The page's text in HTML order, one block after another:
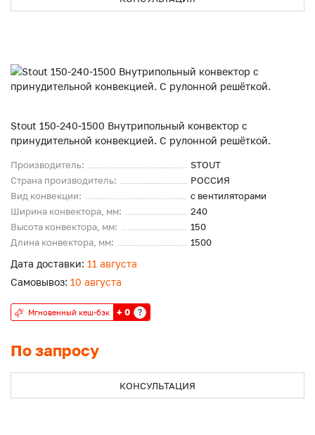
Stout 150-240-1500 Внутрипольный конвектор с
принудительной конвекцией. С рулонной решёткой.
Производитель:
STOUT
Страна производитель:
РОССИЯ
Вид конвекции:
с вентиляторами
Ширина конвектора, мм:
240
Высота конвектора, мм:
150
Длина конвектора, мм:
1500
По запросу
Дата доставки: 11 августа
Самовывоз: 10 августа
Мгновенный кеш-бэк + 0 ?
КОНСУЛЬТАЦИЯ